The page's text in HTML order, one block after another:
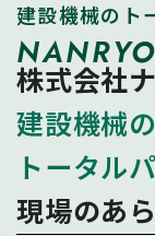
建設機械のト
NANRYO
株式会社
建設機械の
トータル
現場のあ